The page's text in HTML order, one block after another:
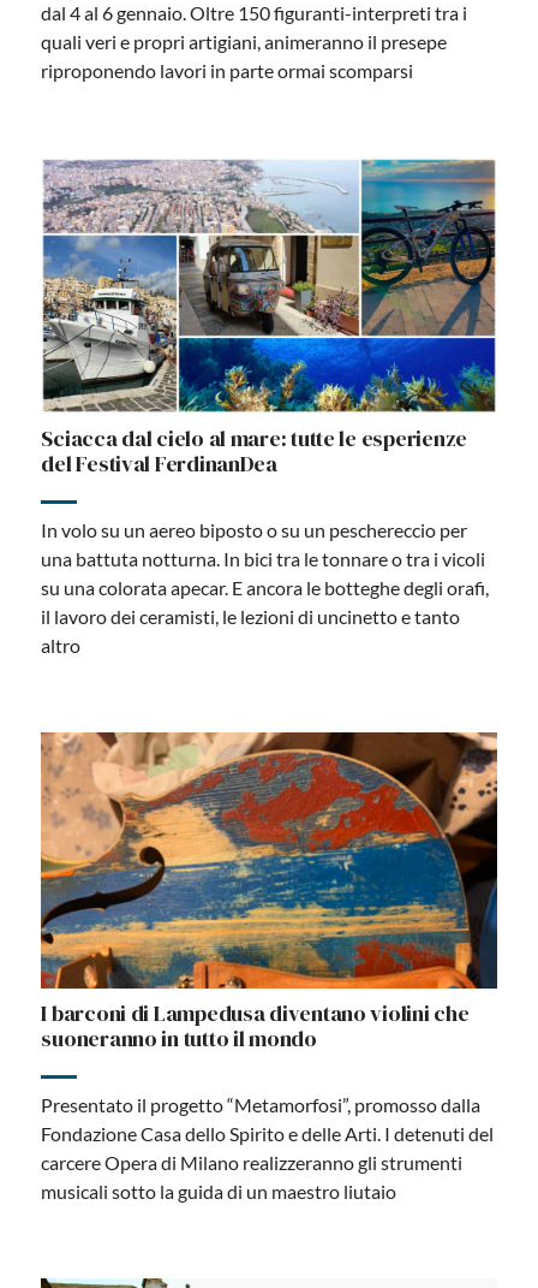
dal 4 al 6 gennaio. Oltre 150 figuranti-interpreti tra i
quali veri e propri artigiani, animeranno il presepe
riproponendo lavori in parte ormai scomparsi
Sciacca dal cielo al mare: tutte le esperienze
del Festival FerdinanDea
In volo su un aereo biposto o su un peschereccio per
una battuta notturna. In bici tra le tonnare o tra i vicoli
su una colorata apecar. E ancora le botteghe degli orafi,
il lavoro dei ceramisti, le lezioni di uncinetto e tanto
altro
I barconi di Lampedusa diventano violini che
suoneranno in tutto il mondo
Presentato il progetto “Metamorfosi”, promosso dalla
Fondazione Casa dello Spirito e delle Arti. I detenuti del
carcere Opera di Milano realizzeranno gli strumenti
musicali sotto la guida di un maestro liutaio